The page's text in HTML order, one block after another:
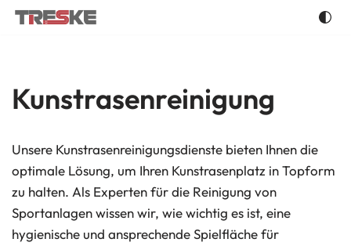
springen
Kunstrasenreinigung
Unsere Kunstrasenreinigungsdienste bieten Ihnen die
optimale Lösung, um Ihren Kunstrasenplatz in Topform
zu halten. Als Experten für die Reinigung von
Sportanlagen wissen wir, wie wichtig es ist, eine
hygienische und ansprechende Spielfläche für